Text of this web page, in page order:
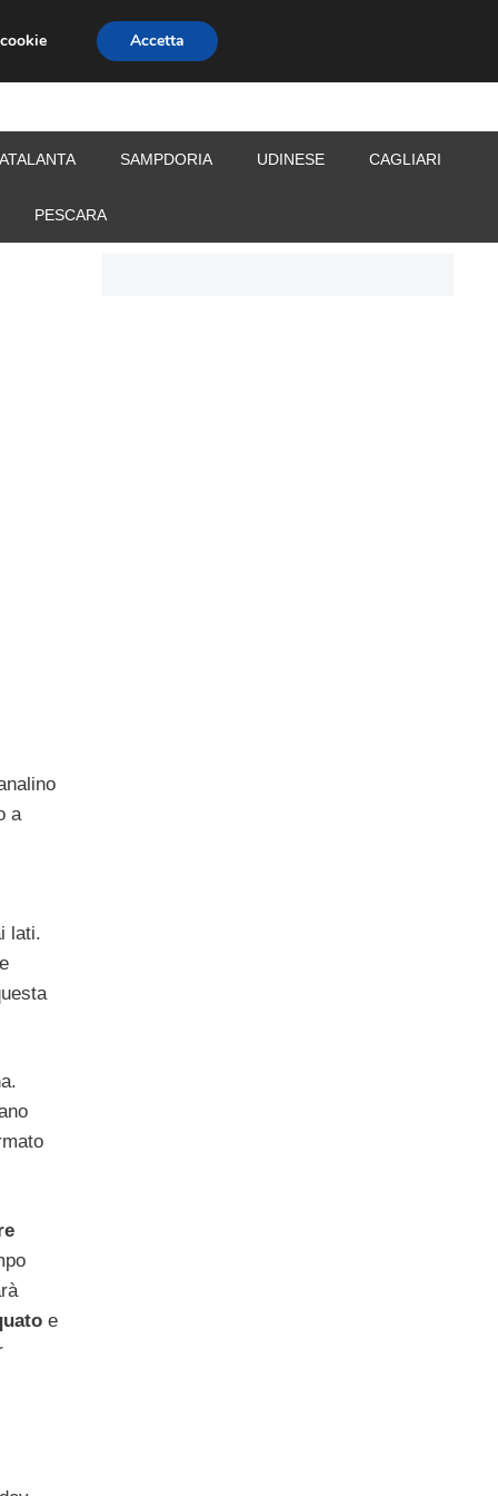
CALCIOMERCATO
ATALANTA SAMPDORIA UDINESE CAGLIARI
PESCARA
a
lati.
e
Accetta